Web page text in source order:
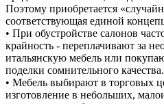
Поэтому приобретается
соответствующая единой
• При обустройстве салонов
крайность - переплачивают за
итальянскую мебель или
поделки сомнительного качества.
• Мебель выбирают в торговых
изготовление в небольших,